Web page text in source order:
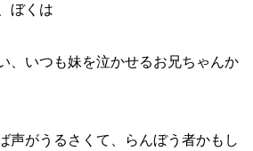
ぼくは
、いつも妹を泣かせるお兄ちゃんか
声がうるさくて、らんぼう者かもし